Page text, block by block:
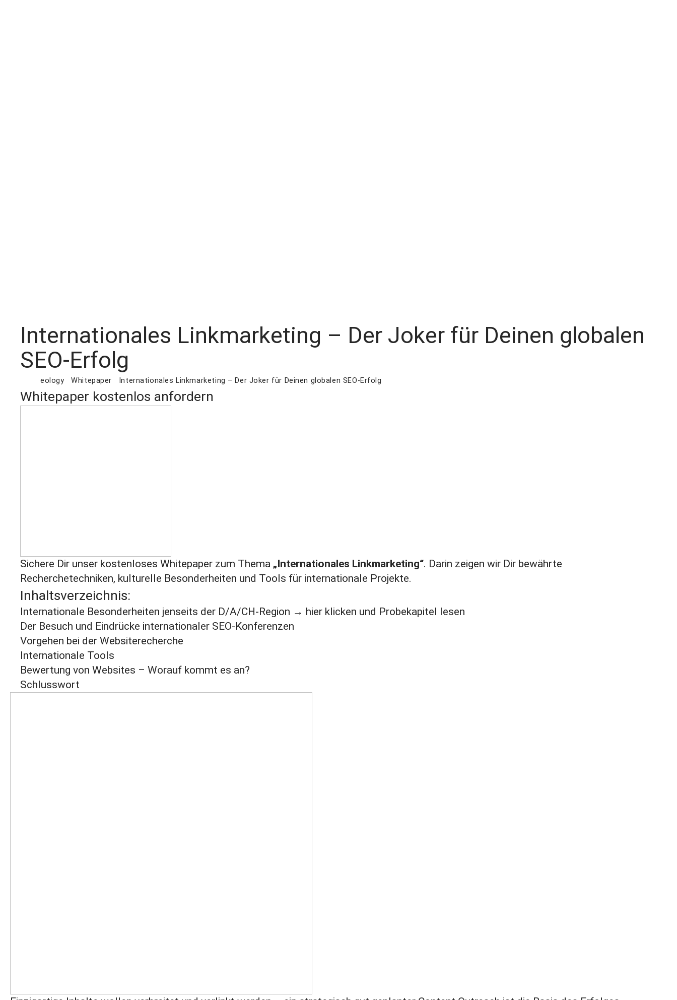
Internationales Linkmarketing – Der Joker für Deinen globalen
SEO-Erfolg
eology Whitepaper Internationales Linkmarketing – Der Joker für Deinen globalen SEO-Erfolg
Whitepaper kostenlos anfordern
Sichere Dir unser kostenloses Whitepaper zum Thema „Internationales Linkmarketing“. Darin zeigen wir Dir bewährte
Recherchetechniken, kulturelle Besonderheiten und Tools für internationale Projekte.
Inhaltsverzeichnis:
Internationale Besonderheiten jenseits der D/A/CH-Region → hier klicken und Probekapitel lesen
Der Besuch und Eindrücke internationaler SEO-Konferenzen
Vorgehen bei der Websiterecherche
Internationale Tools
Bewertung von Websites – Worauf kommt es an?
Schlusswort